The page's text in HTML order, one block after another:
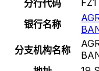
分行代码
银行名称
分支机构名称